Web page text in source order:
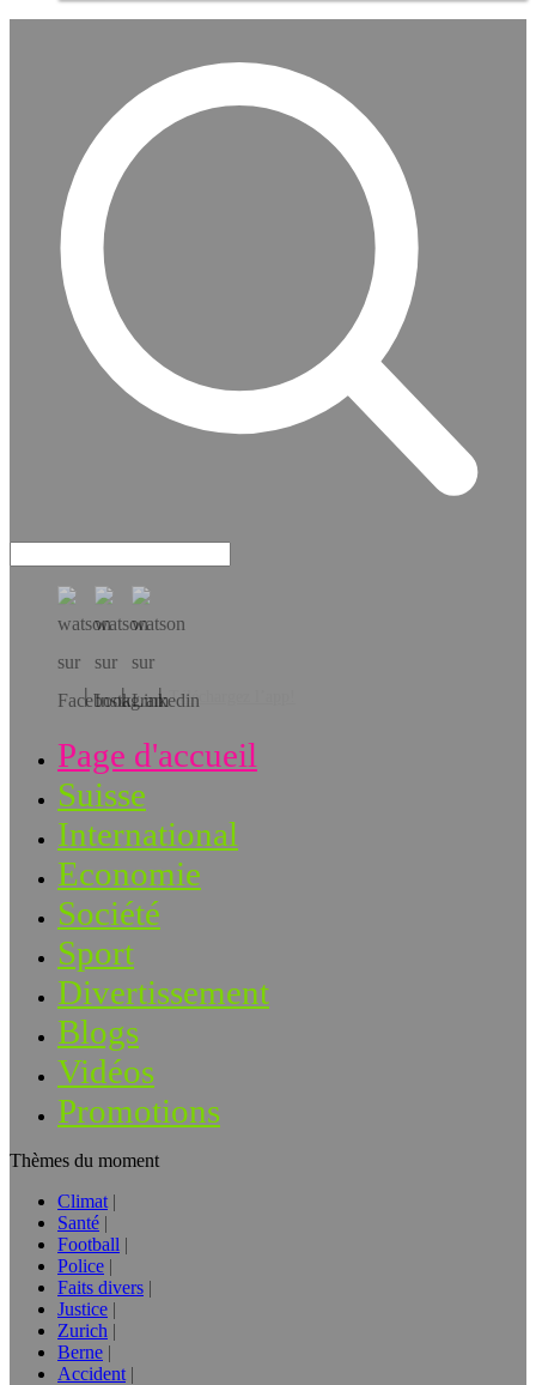
Téléchargez l’app!
Page d'accueil
Suisse
International
Economie
Société
Sport
Divertissement
Blogs
Vidéos
Promotions
Thèmes du moment
Climat
Santé
Football
Police
Faits divers
Justice
Zurich
Berne
Accident